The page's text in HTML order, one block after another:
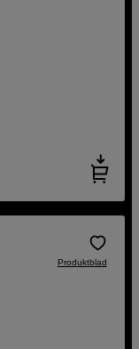
Produktblad